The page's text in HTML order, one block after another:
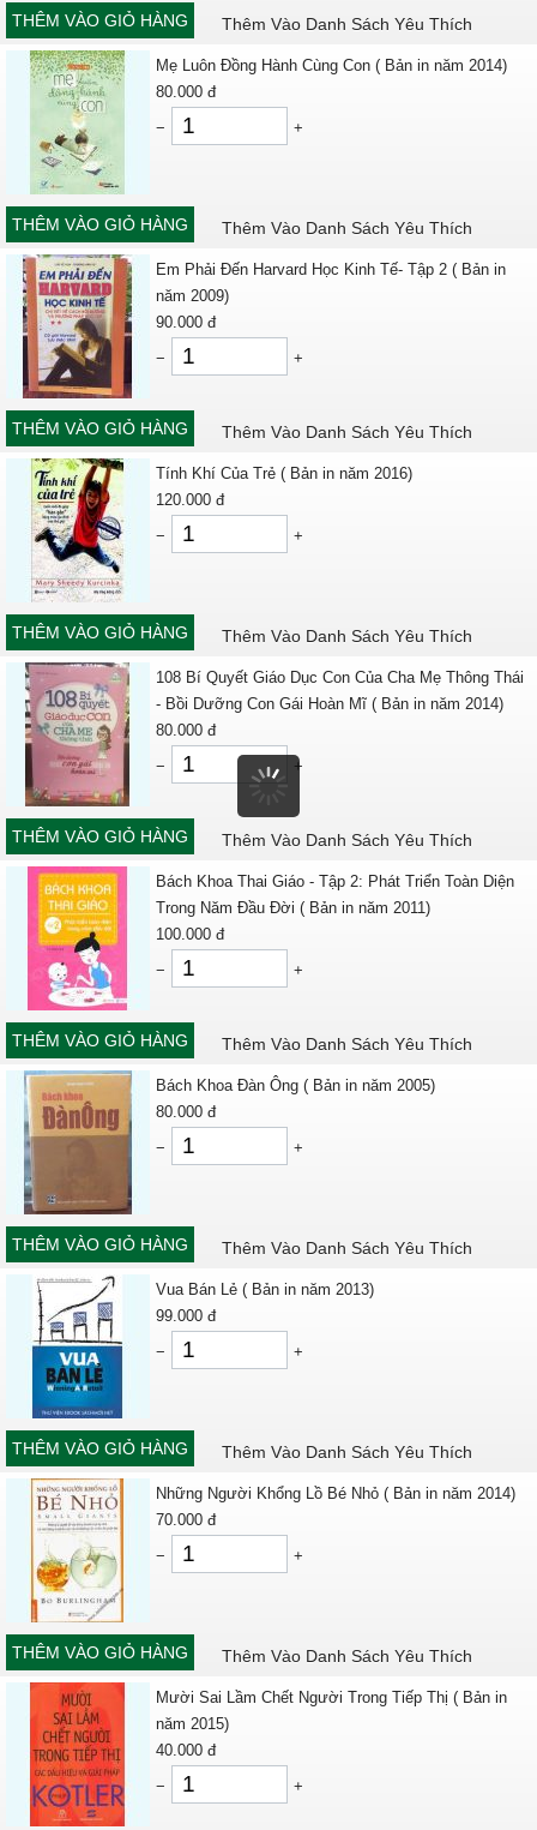
THÊM VÀO GIỎ HÀNG Thêm Vào Danh Sách Yêu Thích
Mẹ Luôn Đồng Hành Cùng Con ( Bản in năm 2014)
80.000 đ
−
+
THÊM VÀO GIỎ HÀNG Thêm Vào Danh Sách Yêu Thích
Em Phải Đến Harvard Học Kinh Tế- Tập 2 ( Bản in
năm 2009)
90.000 đ
−
+
THÊM VÀO GIỎ HÀNG Thêm Vào Danh Sách Yêu Thích
Tính Khí Của Trẻ ( Bản in năm 2016)
120.000 đ
−
+
THÊM VÀO GIỎ HÀNG Thêm Vào Danh Sách Yêu Thích
108 Bí Quyết Giáo Dục Con Của Cha Mẹ Thông Thái
- Bồi Dưỡng Con Gái Hoàn Mĩ ( Bản in năm 2014)
80.000 đ
−
+
THÊM VÀO GIỎ HÀNG Thêm Vào Danh Sách Yêu Thích
Bách Khoa Thai Giáo - Tập 2: Phát Triển Toàn Diện
Trong Năm Đầu Đời ( Bản in năm 2011)
100.000 đ
−
+
THÊM VÀO GIỎ HÀNG Thêm Vào Danh Sách Yêu Thích
Bách Khoa Đàn Ông ( Bản in năm 2005)
80.000 đ
−
+
THÊM VÀO GIỎ HÀNG Thêm Vào Danh Sách Yêu Thích
Vua Bán Lẻ ( Bản in năm 2013)
99.000 đ
−
+
THÊM VÀO GIỎ HÀNG Thêm Vào Danh Sách Yêu Thích
Những Người Khổng Lồ Bé Nhỏ ( Bản in năm 2014)
70.000 đ
−
+
THÊM VÀO GIỎ HÀNG Thêm Vào Danh Sách Yêu Thích
Mười Sai Lầm Chết Người Trong Tiếp Thị ( Bản in
năm 2015)
40.000 đ
−
+